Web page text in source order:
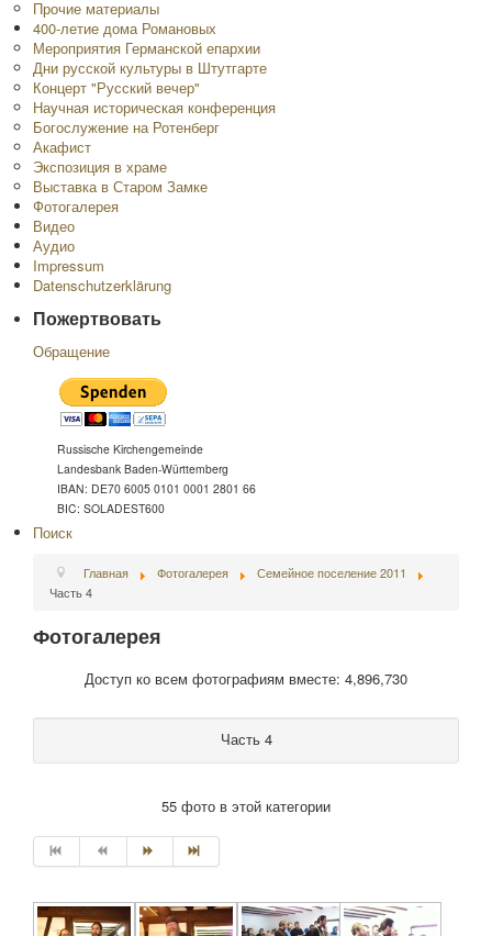
Прочие материалы
400-летие дома Романовых
Мероприятия Германской епархии
Дни русской культуры в Штутгарте
Концерт "Русский вечер"
Научная историческая конференция
Богослужение на Ротенберг
Акафист
Экспозиция в храме
Выставка в Старом Замке
Фотогалерея
Видео
Аудио
Impressum
Datenschutzerklärung
Пожертвовать
Обращение
Russische Kirchengemeinde
Landesbank Baden-Württemberg
IBAN: DE70 6005 0101 0001 2801 66
BIC: SOLADEST600
Поиск
Главная Фотогалерея
Семейное поселение 2011
Часть 4
Фотогалерея
Доступ ко всем фотографиям вместе: 4,896,730
Часть 4
55 фото в этой категории